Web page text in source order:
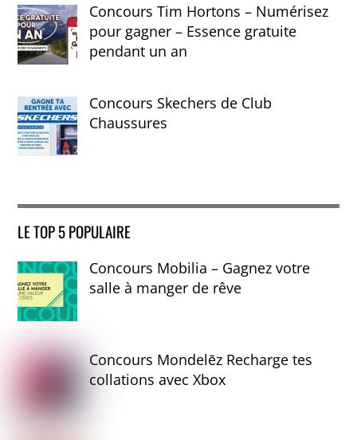
Concours Tim Hortons – Numérisez
pour gagner – Essence gratuite
pendant un an
Concours Skechers de Club
Chaussures
LE TOP 5 POPULAIRE
Concours Mobilia – Gagnez votre
salle à manger de rêve
Concours Mondelēz Recharge tes
collations avec Xbox